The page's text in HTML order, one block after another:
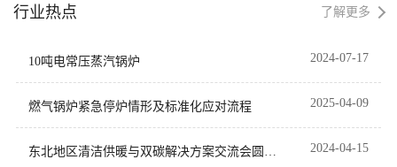
要求。
幅降低能耗。其低氮环保特性
行业热点 了解更多
10吨电常压蒸汽锅炉 2024-07-17
燃气锅炉紧急停炉情形及标准化应对流程 2025-04-09
东北地区清洁供暖与双碳解决方案交流会圆满
2024-04-15